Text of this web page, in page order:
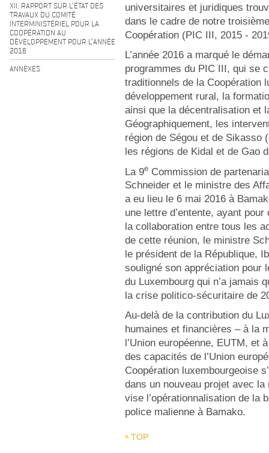
XII. RAPPORT SUR L’ÉTAT DES
TRAVAUX DU COMITÉ
INTERMINISTÉRIEL POUR LA
COOPÉRATION AU
DÉVELOPPEMENT POUR L’ANNÉE
2016
ANNEXES
universitaires et juridiques
dans le cadre de notre
Coopération (PIC III, 2015 -
L’année 2016 a marqué le
programmes du PIC III, qui se
traditionnels de la Coopération
développement rural, la
ainsi que la décentralisation et
Géographiquement, les
région de Ségou et de Sikasso
les régions de Kidal et de Gao
La 9e Commission de
Schneider et le ministre des
a eu lieu le 6 mai 2016 à
une lettre d’entente, ayant
la collaboration entre tous les
de cette réunion, le ministre
le président de la République,
souligné son appréciation pour
du Luxembourg qui n’a jamais
la crise politico-sécuritaire de
Au-delà de la contribution du
humaines et financières – à la
l’Union européenne, EUTM,
des capacités de l’Union
Coopération luxembourgeoise
dans un nouveau projet avec la
vise l’opérationnalisation de la
police malienne à Bamako.
TOP